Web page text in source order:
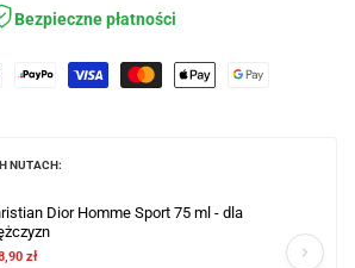
Bezpieczne płatności
NUTACH:
Dior Homme Sport 75 ml - dla
zł